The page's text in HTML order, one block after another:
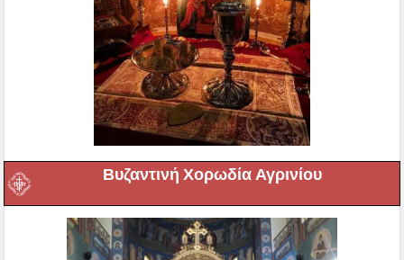
Βυζαντινή Χορωδία Αγρινίου